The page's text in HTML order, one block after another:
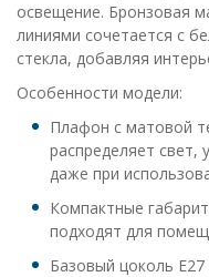
освещение. Бронзовая
линиями сочетается с
стекла, добавляя
Особенности модели:
Плафон с матовой
распределяет
даже при
Компактные
подходят для
Базовый цоколь